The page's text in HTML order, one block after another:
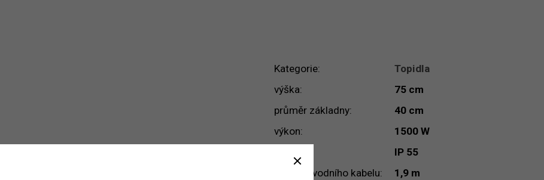
Kategorie:
Topidla
výška:
75 cm
průměr základny:
40 cm
výkon:
1500 W
IP 55
délka přívodního kabelu: 1,9 m